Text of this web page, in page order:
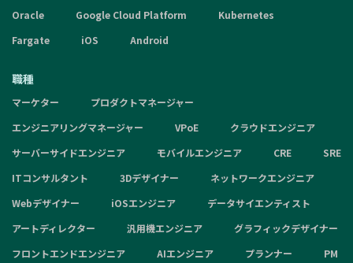
Oracle
Google Cloud Platform
Kubernetes
Fargate
iOS Android
職種
マーケター
プロダクトマネージャー
エンジニアリングマネージャー
VPoE
クラウドエンジニア
サーバーサイドエンジニア
モバイルエンジニア CRE
SRE
ITコンサルタント
3Dデザイナー
ネットワークエンジニア
Webデザイナー
iOSエンジニア
データサイエンティスト
アートディレクター
汎用機エンジニア
グラフィックデザイナー
フロントエンドエンジニア
AIエンジニア プランナー PM